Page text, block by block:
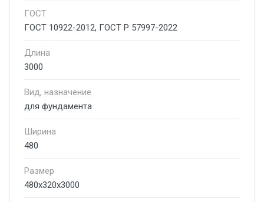
ГОСТ
ГОСТ 10922-2012, ГОСТ Р 57997-2022
Длина
3000
Вид, назначение
для фундамента
Ширина
480
Размер
480х320х3000